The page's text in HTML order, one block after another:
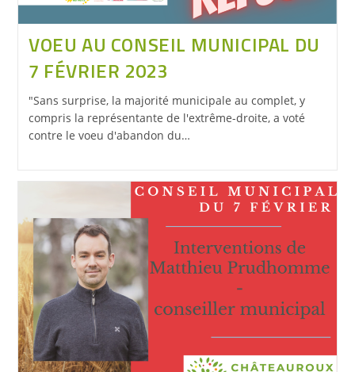
VOEU AU CONSEIL MUNICIPAL DU
7 FÉVRIER 2023
"Sans surprise, la majorité municipale au complet, y
compris la représentante de l'extrême-droite, a voté
contre le voeu d'abandon du…